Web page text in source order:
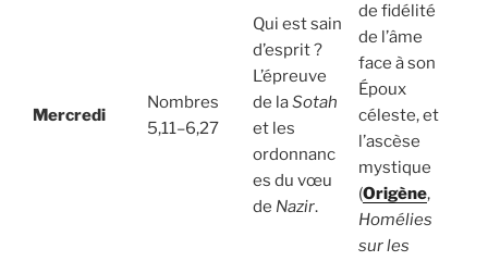
Mercredi
Nombres
5,11–6,27
Qui est sain
d’esprit ?
L’épreuve
de laSotah
et les
ordonnanc
es du vœu
de Nazir.
de fidélité
de l’âme
face à son
Époux
céleste, et
l’ascèse
mystique
(Origène,
Homélies
sur les